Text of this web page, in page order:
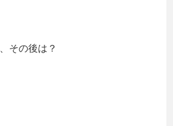
その後は？